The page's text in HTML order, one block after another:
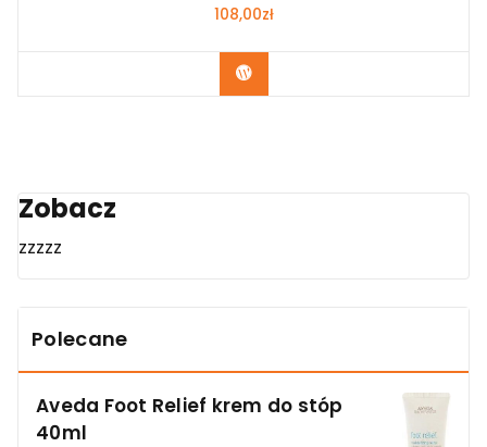
108,00zł
Zobacz
Zobacz
zzzzz
Polecane
Aveda Foot Relief krem do stóp
40ml